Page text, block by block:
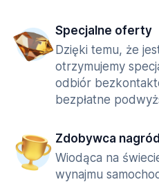
Specjalne oferty
Dzięki temu, że
otrzymujemy
odbiór
bezpłatne
Zdobywca nagród
Wiodąca na
wynajmu